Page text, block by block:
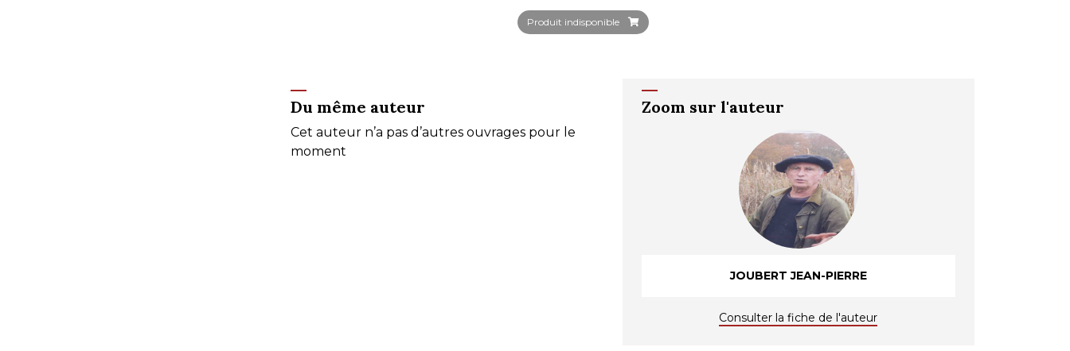
Produit indisponible
Du même auteur
Cet auteur n’a pas d’autres ouvrages pour le
moment
Zoom sur l'auteur
JOUBERT JEAN-PIERRE
Consulter la fiche de l'auteur